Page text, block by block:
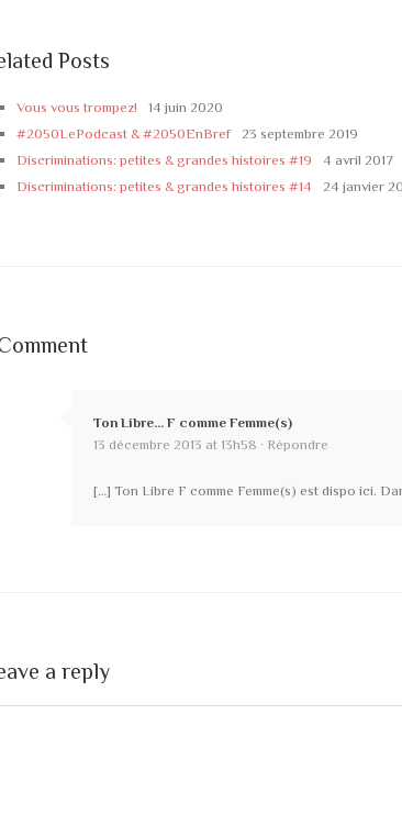
Posts
Vous vous trompez!
14 juin 2020
#2050LePodcast & #2050EnBref
23 septembre 2019
Discriminations: petites & grandes histoires #19
4 avril 2017
Discriminations: petites & grandes histoires #14
24 janvier
Ton Libre… F comme Femme(s)
13 décembre 2013 at 13h58 · Répondre
[…] Ton Libre F comme Femme(s) est dispo ici.
a reply